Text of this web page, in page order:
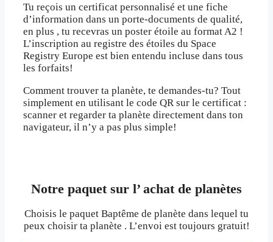
Tu reçois un certificat personnalisé et une fiche
d’information dans un porte-documents de qualité,
en plus , tu recevras un poster étoile au format A2 !
L’inscription au registre des étoiles du Space
Registry Europe est bien entendu incluse dans tous
les forfaits!
Comment trouver ta planète, te demandes-tu? Tout
simplement en utilisant le code QR sur le certificat :
scanner et regarder ta planète directement dans ton
navigateur, il n’y a pas plus simple!
Notre paquet sur l’ achat de planètes
Choisis le paquet Baptême de planète dans lequel tu
peux choisir ta planète . L’envoi est toujours gratuit!